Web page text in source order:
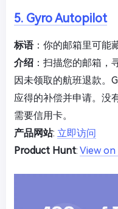
5. Gyro Autopilot
标语：你的邮箱里可能
介绍 ：扫描您的邮箱，
因未领取的航班退款。
应得的补偿并申请。没
需要信用卡。
产品网站: 立即访问
Product Hunt: View